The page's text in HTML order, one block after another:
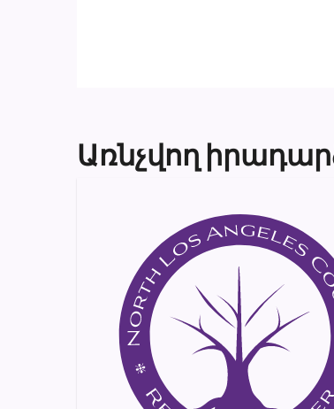
Առնչվող